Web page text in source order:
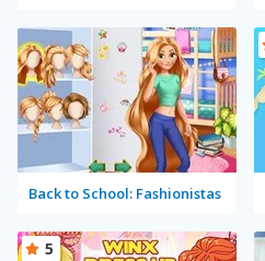
Back to School: Fashionistas
5